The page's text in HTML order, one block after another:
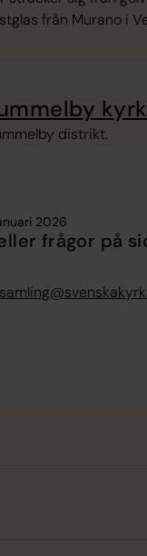
från Murano i
distrikt.
2026
frågor på